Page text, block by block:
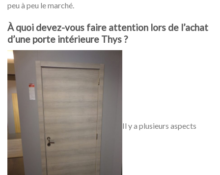
peu à peu le marché.
À quoi devez-vous faire attention lors de l’achat
d’une porte intérieure Thys ?
Il y a plusieurs aspects